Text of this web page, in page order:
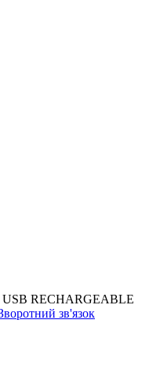
RECHARGEABLE
зв'язок